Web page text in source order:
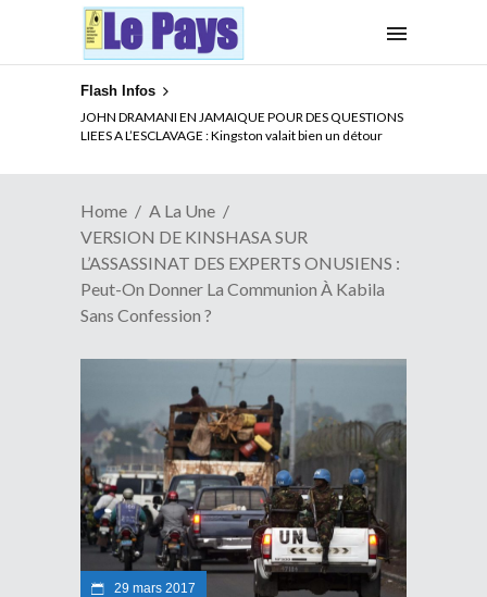
Flash Infos
ELECTION DE TALON A LA TETE DU SENAT BENINOIS :
Quand Patrice quitte le pouvoir sans partir !
Home
A La Une
VERSION DE KINSHASA SUR
L’ASSASSINAT DES EXPERTS ONUSIENS :
Peut-On Donner La Communion À Kabila
Sans Confession ?
29 mars 2017